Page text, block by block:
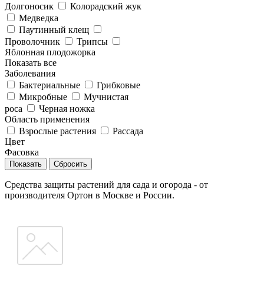
Долгоносик
Колорадский жук
Медведка
Паутинный клещ
Проволочник
Трипсы
Яблонная плодожорка
Показать все
Заболевания
Бактериальные
Грибковые
Микробные
Мучнистая
роса
Черная ножка
Область применения
Взрослые растения
Рассада
Цвет
Фасовка
Сбросить
Средства защиты растений для сада и огорода - от
производителя Ортон в Москве и России.